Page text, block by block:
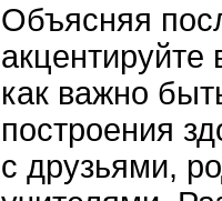
Объясняя
как важно
построения
с друзьями,